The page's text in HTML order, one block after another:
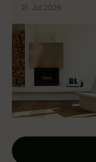
21. Jul 2026